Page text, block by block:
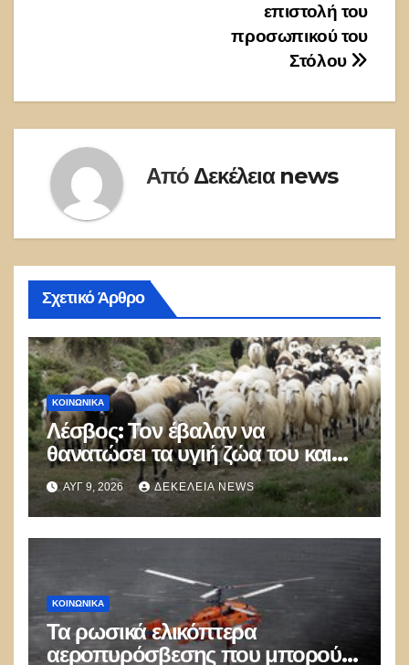
επιστολή του
προσωπικού του
Στόλου
Από Δεκέλεια news
Σχετικό Άρθρο
ΚΟΙΝΩΝΙΚΑ
Λέσβος: Τον έβαλαν να
θανατώσει τα υγιή ζώα του και
πέθανε από την στενοχώρια του!
ΑΥΓ 9, 2026 ΔΕΚΈΛΕΙΑ NEWS
ΚΟΙΝΩΝΙΚΑ
Τα ρωσικά ελικόπτερα
αεροπυρόσβεσης που μπορούν